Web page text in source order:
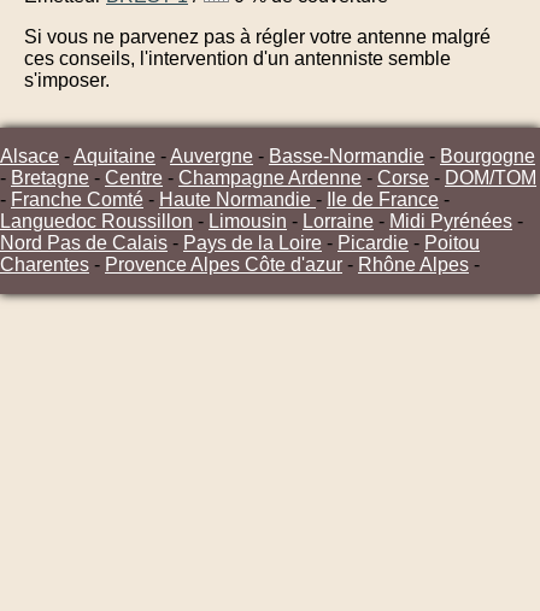
Si vous ne parvenez pas à régler votre antenne malgré
ces conseils, l'intervention d'un antenniste semble
s'imposer.
Alsace -Aquitaine -Auvergne - Basse-Normandie - Bourgogne
- Bretagne - Centre - Champagne Ardenne - Corse - DOM/TOM
- Franche Comté - Haute Normandie - Ile de France -
Languedoc Roussillon - Limousin - Lorraine - Midi Pyrénées -
Nord Pas de Calais - Pays de la Loire - Picardie - Poitou
Charentes - Provence Alpes Côte d'azur - Rhône Alpes -